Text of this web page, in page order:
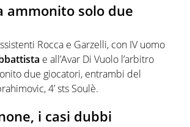
ammonito solo due
Rocca e Garzelli, con IV uomo
e all’Avar Di Vuolo l’arbitro
due giocatori, entrambi del
4’ sts Soulè.
i casi dubbi